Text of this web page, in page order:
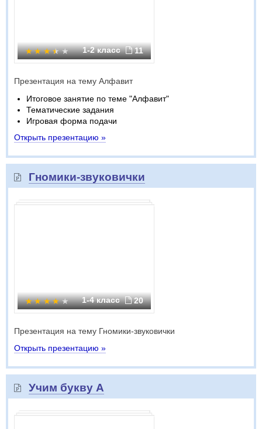
1-2 класс 11
Презентация на тему Алфавит
Итоговое занятие по теме "Алфавит"
Тематические задания
Игровая форма подачи
Открыть презентацию »
Гномики-звуковички
1-4 класс 20
Презентация на тему Гномики-звуковички
Открыть презентацию »
Учим букву А